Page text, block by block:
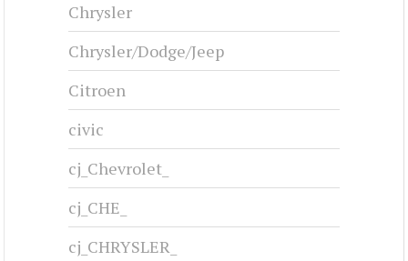
Chrysler
Chrysler/Dodge/Jeep
Citroen
civic
cj_Chevrolet_
cj_CHE_
cj_CHRYSLER_